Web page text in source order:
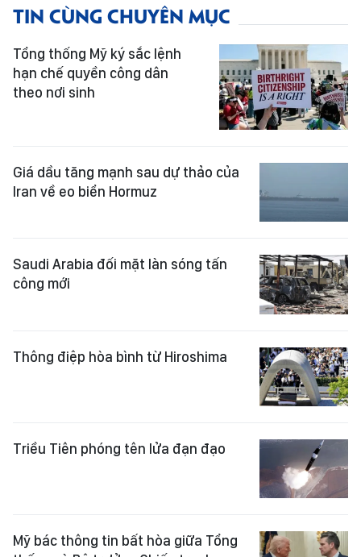
TIN CÙNG CHUYÊN MỤC
Tổng thống Mỹ ký sắc lệnh
hạn chế quyền công dân
theo nơi sinh
Giá dầu tăng mạnh sau dự thảo của
Iran về eo biển Hormuz
Saudi Arabia đối mặt làn sóng tấn
công mới
Thông điệp hòa bình từ Hiroshima
Triều Tiên phóng tên lửa đạn đạo
Mỹ bác thông tin bất hòa giữa Tổng